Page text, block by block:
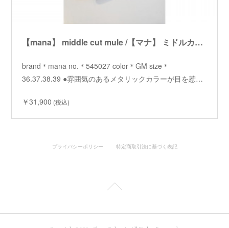
【mana】 middle cut mule /【マナ】 ミドルカットミュール
brand＊mana no.＊545027 color＊GM size＊
36.37.38.39 ●雰囲気のあるメタリックカラーが目を惹…
￥31,900 (税込)
プライバシーポリシー 特定商取引法に基づく表記